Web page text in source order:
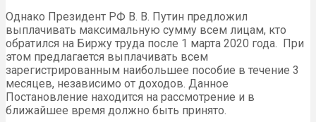
Однако Президент РФ В. В. Путин предложил
выплачивать максимальную сумму всем лицам, кто
обратился на Биржу труда после 1 марта 2020 года. При
этом предлагается выплачивать всем
зарегистрированным наибольшее пособие в течение 3
месяцев, независимо от доходов. Данное
Постановление находится на рассмотрение и в
ближайшее время должно быть принято.